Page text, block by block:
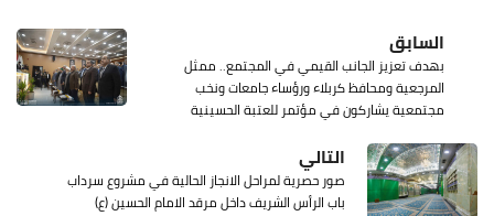
السابق
بهدف تعزيز الجانب القيمي في المجتمع.. ممثل
المرجعية ومحافظ كربلاء ورؤساء جامعات ونخب
مجتمعية يشاركون في مؤتمر للعتبة الحسينية
التالي
صور حصرية لمراحل الانجاز الحالية في مشروع سرداب
باب الرأس الشريف داخل مرقد الامام الحسين (ع)